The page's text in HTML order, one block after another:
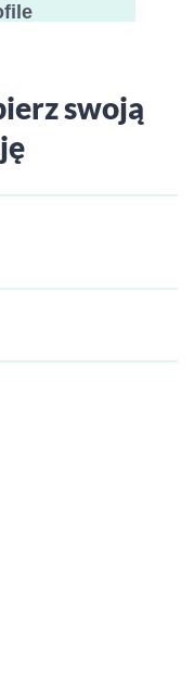
swoją